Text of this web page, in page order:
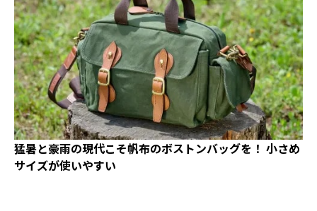
猛暑と豪雨の現代こそ帆布のボストンバッグを！ 小さめ
サイズが使いやすい